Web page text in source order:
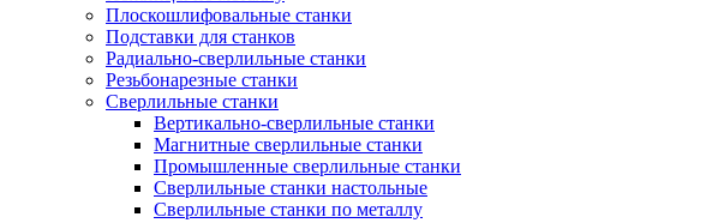
Плоскошлифовальные станки
Подставки для станков
Радиально-сверлильные станки
Резьбонарезные станки
Сверлильные станки
Вертикально-сверлильные станки
Магнитные сверлильные станки
Промышленные сверлильные станки
Сверлильные станки настольные
Сверлильные станки по металлу